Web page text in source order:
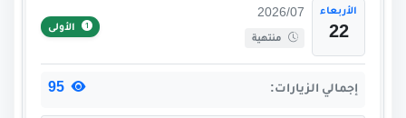
الأربعاء
22
2026/07
منتهية
الأولى
إجمالي الزيارات: